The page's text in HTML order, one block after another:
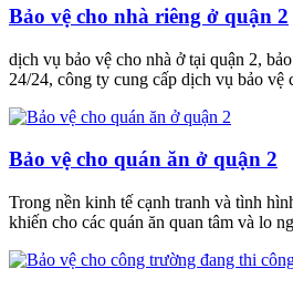
Bảo vệ cho nhà riêng ở quận 2
dịch vụ bảo vệ cho nhà ở tại quận 2,
24/24, công ty cung cấp dịch vụ bảo vệ
Bảo vệ cho quán ăn ở quận 2
Trong nền kinh tế cạnh tranh và tình
khiến cho các quán ăn quan tâm và lo